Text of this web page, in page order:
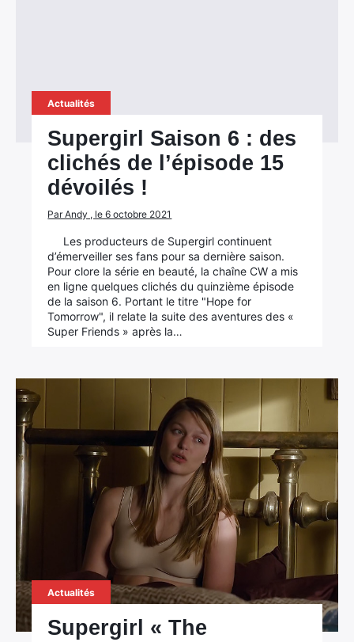
Actualités
Supergirl Saison 6 : des
clichés de l’épisode 15
dévoilés !
Par Andy , le 6 octobre 2021
Les producteurs de Supergirl continuent
d’émerveiller ses fans pour sa dernière saison.
Pour clore la série en beauté, la chaîne CW a mis
en ligne quelques clichés du quinzième épisode
de la saison 6. Portant le titre "Hope for
Tomorrow", il relate la suite des aventures des «
Super Friends » après la…
Actualités
Supergirl « The